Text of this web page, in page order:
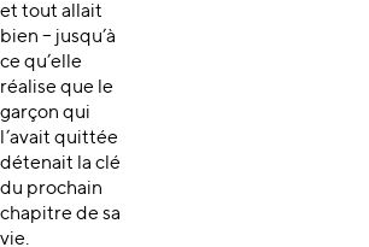
et tout allait
bien – jusqu’à
ce qu’elle
réalise que le
garçon qui
l’avait quittée
détenait la clé
du prochain
chapitre de sa
vie.